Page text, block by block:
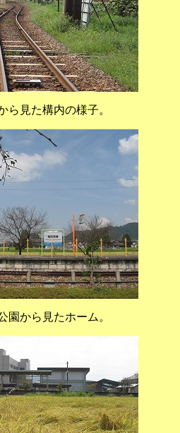
ら見た構内の様子。
園から見たホーム。